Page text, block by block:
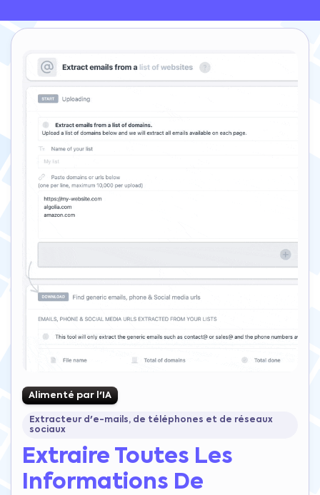
Alimenté par l'IA
Extracteur d'e-mails, de téléphones et de réseaux
sociaux
Extraire Toutes Les
Informations De